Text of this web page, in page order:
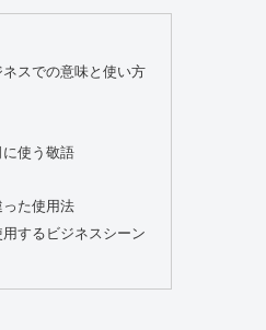
ネスでの意味と使い方
に使う敬語
った使用法
用するビジネスシーン